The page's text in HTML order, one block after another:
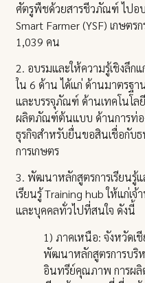
ศัตรูพืชด้วยสารชีวภัณฑ์ ไปอบ
Smart Farmer (YSF) เกษต
1,039 คน
2. อบรมและให้ความรู้เชิงลึก
ใน 6 ด้าน ได้แก่ ด้านมาตรฐ
และบรรจุภัณฑ์ ด้านเทคโนโ
ผลิตภัณฑ์ต้นแบบ ด้านการท่อ
ธุรกิจสำหรับยื่นขอสินเชื่อกับ
การเกษตร
3. พัฒนาหลักสูตรการเรียนรู้
เรียนรู้ Training hub ให้แก่เ
และบุคคลทั่วไปที่สนใจ ดังนี้
1) ภาคเหนือ: จังหวัดเ
พัฒนาหลักสูตรการบริห
อินทรีย์คุณภาพ การผ